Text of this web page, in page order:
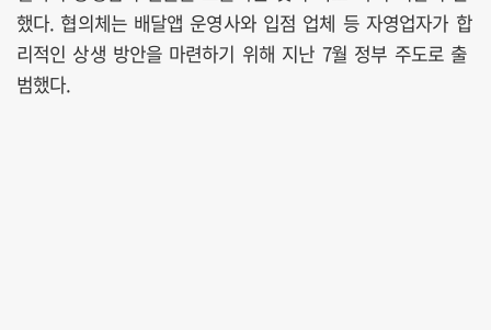
했다. 협의체는 배달앱 운영사와 입점 업체 등 자영업자가 합
리적인 상생 방안을 마련하기 위해 지난 7월 정부 주도로 출
범했다.